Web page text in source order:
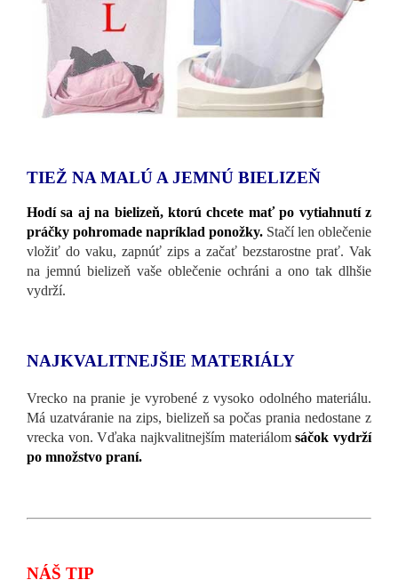
TIEŽ NA MALÚ A JEMNÚ BIELIZEŇ
Hodí sa aj na bielizeň, ktorú chcete mať po vytiahnutí z
práčky pohromade napríklad ponožky. Stačí len oblečenie
vložiť do vaku, zapnúť zips a začať bezstarostne prať. Vak
na jemnú bielizeň vaše oblečenie ochráni a ono tak dlhšie
vydrží.
NAJKVALITNEJŠIE MATERIÁLY
Vrecko na pranie je vyrobené z vysoko odolného materiálu.
Má uzatváranie na zips, bielizeň sa počas prania nedostane z
vrecka von. Vďaka najkvalitnejším materiálomsáčok vydrží
po množstvo praní.
NÁŠ TIP